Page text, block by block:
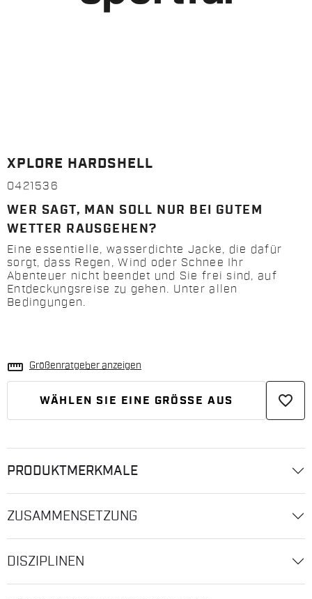
XPLORE HARDSHELL
0421536
WER SAGT, MAN SOLL NUR BEI GUTEM
WETTER RAUSGEHEN?
Eine essentielle, wasserdichte Jacke, die dafür
sorgt, dass Regen, Wind oder Schnee Ihr
Abenteuer nicht beendet und Sie frei sind, auf
Entdeckungsreise zu gehen. Unter allen
Bedingungen.
straighten Größenratgeber anzeigen
WÄHLEN SIE EINE GRÖSSE AUS favorite_border
PRODUKTMERKMALE
ZUSAMMENSETZUNG
DISZIPLINEN